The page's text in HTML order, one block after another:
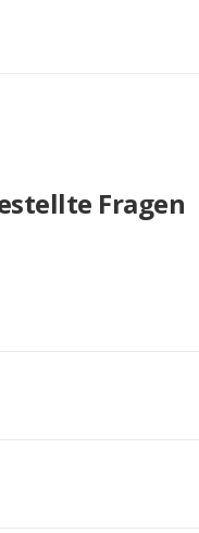
Fragen